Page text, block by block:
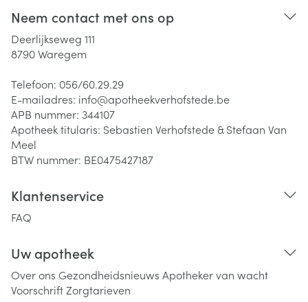
Neem contact met ons op
Deerlijkseweg 111
8790Waregem
Telefoon: 056/60.29.29
E-mailadres: info@apotheekverhofstede.be
APB nummer: 344107
Apotheek titularis: Sebastien Verhofstede & Stefaan Van
Meel
BTW nummer: BE0475427187
Klantenservice
FAQ
Uw apotheek
Over ons Gezondheidsnieuws Apotheker van wacht
VoorschriftZorgtarieven